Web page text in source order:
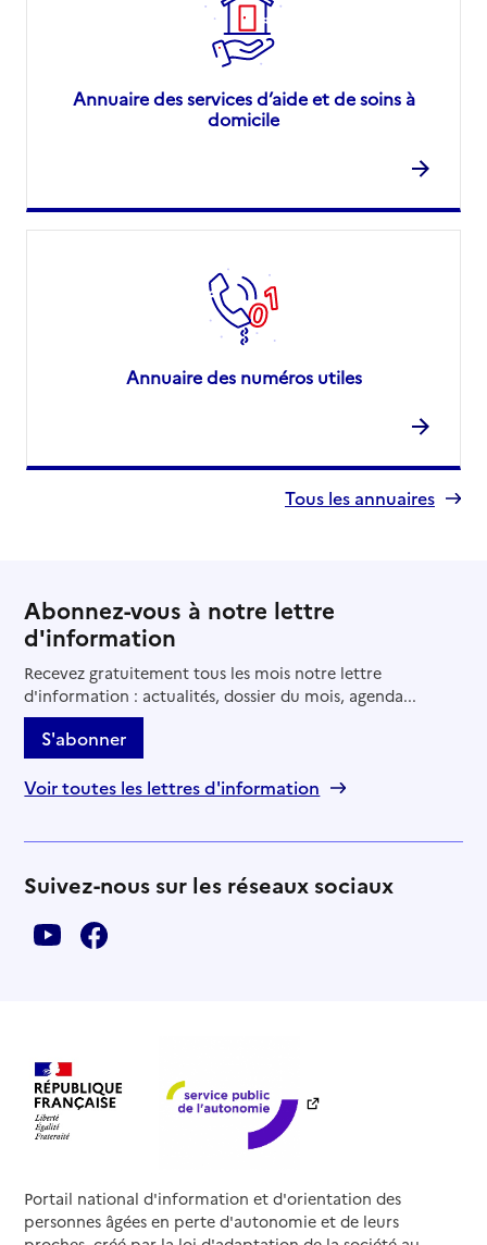
Annuaire des services d’aide et de soins à
domicile
Annuaire des numéros utiles
Tous les annuaires
Abonnez-vous à notre lettre
d'information
Recevez gratuitement tous les mois notre lettre
d'information : actualités, dossier du mois, agenda...
S'abonner
Voir toutes les lettres d'information
Suivez-nous sur les réseaux sociaux
Portail national d'information et d'orientation des
personnes âgées en perte d'autonomie et de leurs